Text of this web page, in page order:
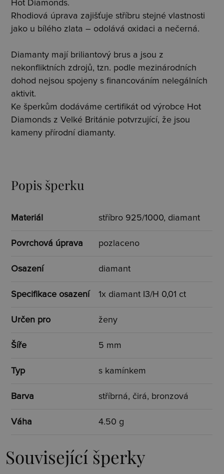
Hot Diamonds.
Rhodiová úprava zajišťuje stříbru stejné vlastnosti
jako u bílého zlata – odolává oxidaci a nečerná.
Diamanty mají briliantový brus a jsou z
nekonfliktních zdrojů, tzn. podle mezinárodních
dohod nejsou spojeny s financováním nelegálních
aktivit.
Ke šperkům dodáváme certifikát od výrobce Hot
Diamonds z Velké Británie potvrzující, že jsou
kameny přírodní diamanty.
Popis šperku
Materiál stříbro 925/1000, diamant
Povrchová úprava pozlaceno
Osazení diamant
Specifikace osazení 1x diamant I3/H 0,01 ct
Určen pro ženy
Šíře 5 mm
Typ s kamínkem
Barva stříbrná, čirá, bronzová
Váha 4.50 g
Související šperky